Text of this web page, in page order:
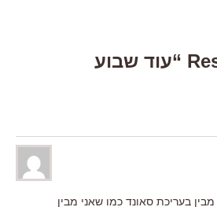
30 Responses to “עוד שבוע
מבין בעריכת סאונד כמו שאני מבין